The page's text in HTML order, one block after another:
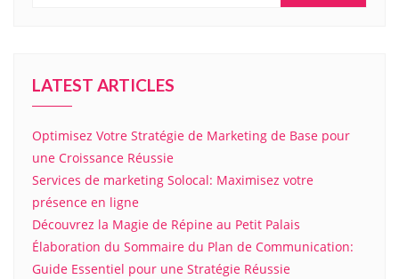
LATEST ARTICLES
Optimisez Votre Stratégie de Marketing de Base pour
une Croissance Réussie
Services de marketing Solocal: Maximisez votre
présence en ligne
Découvrez la Magie de Répine au Petit Palais
Élaboration du Sommaire du Plan de Communication:
Guide Essentiel pour une Stratégie Réussie